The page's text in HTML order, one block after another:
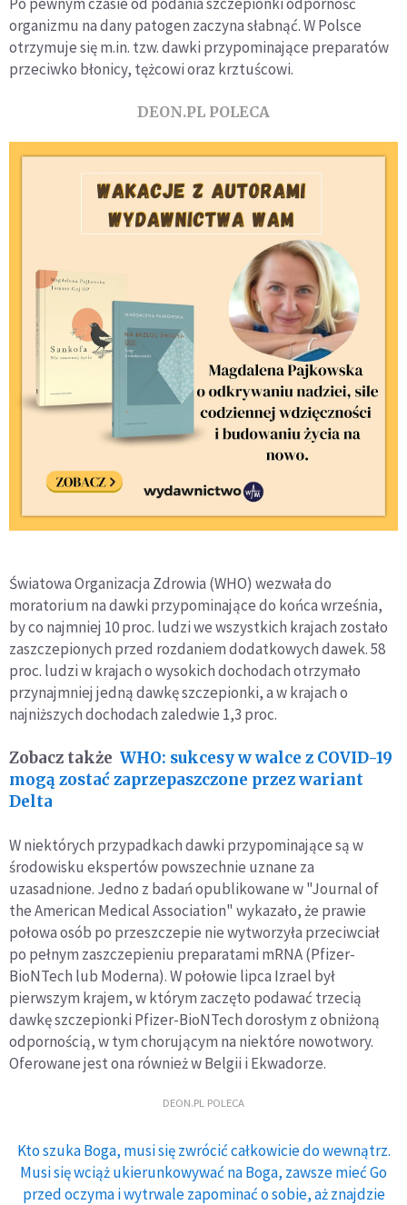
organizmu na dany patogen zaczyna słabnąć. W Polsce
otrzymuje się m.in. tzw. dawki przypominające preparatów
przeciwko błonicy, tężcowi oraz krztuścowi.
DEON.PL POLECA
Światowa Organizacja Zdrowia (WHO) wezwała do
moratorium na dawki przypominające do końca września,
by co najmniej 10 proc. ludzi we wszystkich krajach zostało
zaszczepionych przed rozdaniem dodatkowych dawek. 58
proc. ludzi w krajach o wysokich dochodach otrzymało
przynajmniej jedną dawkę szczepionki, a w krajach o
najniższych dochodach zaledwie 1,3 proc.
Zobacz także WHO: sukcesy w walce z COVID-19
mogą zostać zaprzepaszczone przez wariant
Delta
W niektórych przypadkach dawki przypominające są w
środowisku ekspertów powszechnie uznane za
uzasadnione. Jedno z badań opublikowane w "Journal of
the American Medical Association" wykazało, że prawie
połowa osób po przeszczepie nie wytworzyła przeciwciał
po pełnym zaszczepieniu preparatami mRNA (Pfizer-
BioNTech lub Moderna). W połowie lipca Izrael był
pierwszym krajem, w którym zaczęto podawać trzecią
dawkę szczepionki Pfizer-BioNTech dorosłym z obniżoną
odpornością, w tym chorującym na niektóre nowotwory.
Oferowane jest ona również w Belgii i Ekwadorze.
DEON.PL POLECA
Kto szuka Boga, musi się zwrócić całkowicie do wewnątrz.
Musi się wciąż ukierunkowywać na Boga, zawsze mieć Go
przed oczyma i wytrwale zapominać o sobie, aż znajdzie